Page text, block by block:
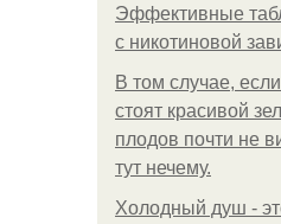
Эффективные
с никотиновой
В том случае,
стоят красивой
плодов почти не
тут нечему.
Холодный душ -